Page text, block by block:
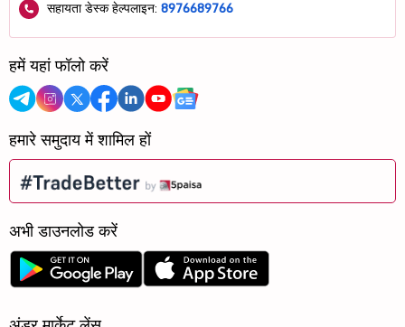
सहायता डेस्क हेल्पलाइन: 8976689766
हमें यहां फॉलो करें
हमारे समुदाय में शामिल हों
अभी डाउनलोड करें